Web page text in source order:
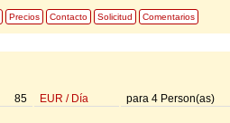
Precios Contacto Solicitud Comentarios
85 EUR / Día para 4 Person(as)